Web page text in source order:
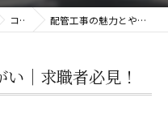
コラム 配管工事の魅力とやりがい｜求職者必見！
｜求職者必見！